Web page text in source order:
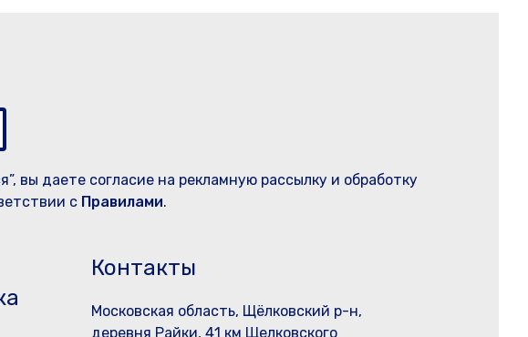
вы даете согласие на рекламную рассылку и обработку
с Правилами.
Контакты
Московская область, Щёлковский р-н,
деревня Райки, 41 км Щелковского